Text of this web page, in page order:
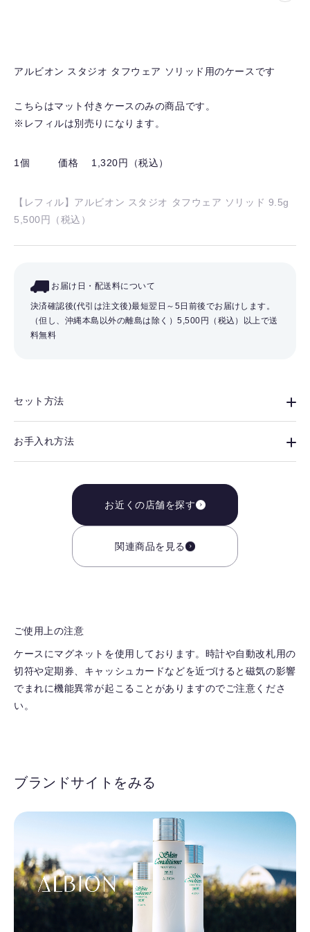
アルビオン スタジオ タフウェア ソリッド用のケースです
こちらはマット付きケースのみの商品です。
※レフィルは別売りになります。
1個 価格 1,320円（税込）
【レフィル】アルビオン スタジオ タフウェア ソリッド 9.5g
5,500円（税込）
お届け日・配送料について
決済確認後(代引は注文後)最短翌日～5日前後でお届けします。
（但し、沖縄本島以外の離島は除く）5,500円（税込）以上で送
料無料
セット方法
お手入れ方法
お近くの店舗を探す
関連商品を見る
ご使用上の注意
ケースにマグネットを使用しております。時計や自動改札用の
切符や定期券、キャッシュカードなどを近づけると磁気の影響
でまれに機能異常が起こることがありますのでご注意くださ
い。
ブランドサイトをみる